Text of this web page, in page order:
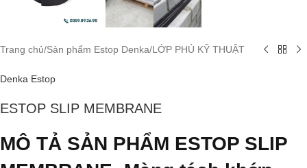
Trang chủ/Sản phẩm Estop Denka/LỚP PHỦ KỸ THUẬT
Denka Estop
ESTOP SLIP MEMBRANE
MÔ TẢ SẢN PHẨM ESTOP SLIP